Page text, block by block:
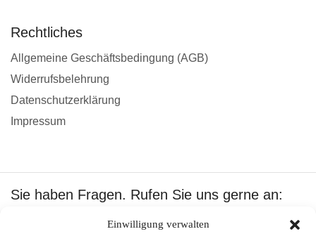
Einwilligung verwalten
Rechtliches
Allgemeine Geschäftsbedingung (AGB)
Widerrufsbelehrung
Datenschutzerklärung
Impressum
Sie haben Fragen. Rufen Sie uns gerne an:
+49 1601512402